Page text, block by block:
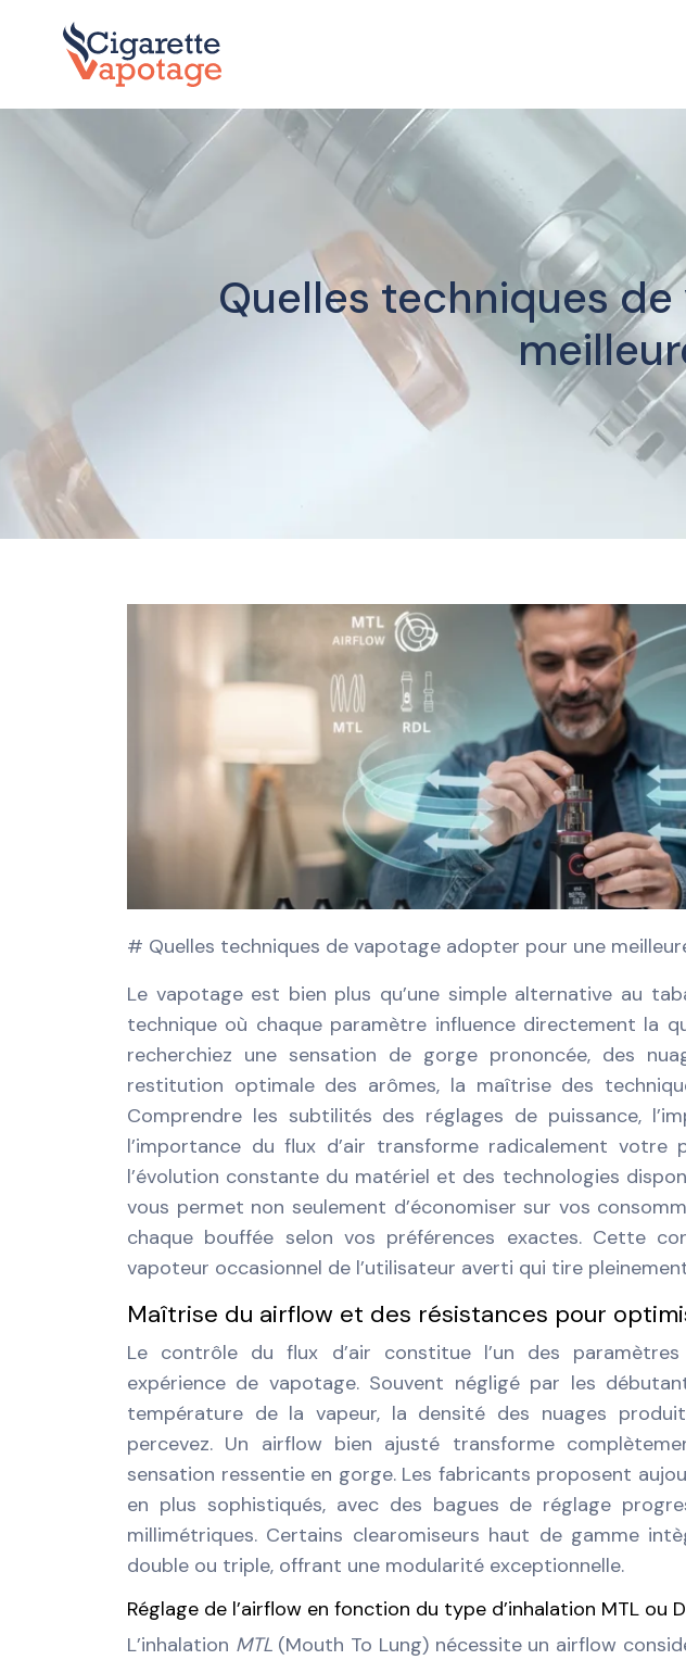
Quelles techniques
# Quelles techniques de vapotage adopter pour une
Le vapotage est bien plus qu’une simple alternative au
technique où chaque paramètre influence directement la
recherchiez une sensation de gorge prononcée, des
restitution optimale des arômes, la maîtrise des
Comprendre les subtilités des réglages de puissance,
l’importance du flux d’air transforme radicalement votre
l’évolution constante du matériel et des technologies
vous permet non seulement d’économiser sur vos
chaque bouffée selon vos préférences exactes. Cette
vapoteur occasionnel de l’utilisateur averti qui tire
Maîtrise du airflow et des résistances pour
Le contrôle du flux d’air constitue l’un des
expérience de vapotage. Souvent négligé par les
température de la vapeur, la densité des nuages
percevez. Un airflow bien ajusté transforme
sensation ressentie en gorge. Les fabricants proposent
en plus sophistiqués, avec des bagues de réglage
millimétriques. Certains clearomiseurs haut de gamme
double ou triple, offrant une modularité exceptionnelle.
Réglage de l’airflow en fonction du type d’inhalation MTL ou
L’inhalation MTL(Mouth To Lung) nécessite un airflow